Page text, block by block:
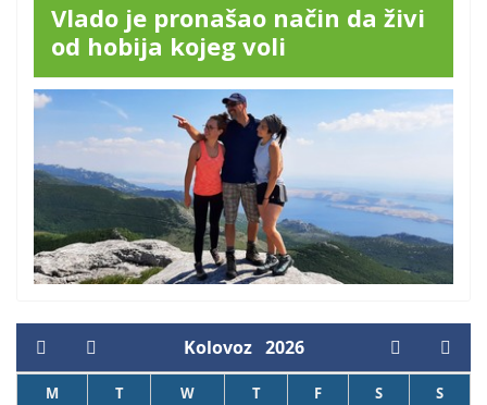
Vlado je pronašao način da živi
od hobija kojeg voli
Kolovoz 2026
M T W T F S S